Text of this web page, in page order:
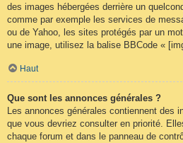
des images hébergées derrière un
comme par exemple les services de
ou de Yahoo, les sites protégés par un
une image, utilisez la balise BBCode «
Haut
Que sont les annonces générales ?
Les annonces générales contiennent des
que vous devriez consulter en priorité.
chaque forum et dans le panneau de